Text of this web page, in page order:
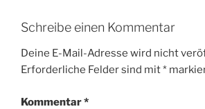
Schreibe einen Kommentar
Deine E-Mail-Adresse wird nicht
Erforderliche Felder sind mit*
Kommentar*